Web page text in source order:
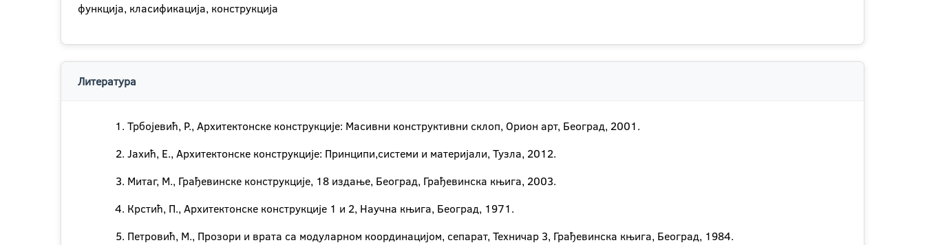
функција, класификација, конструкција
Литература
Трбојевић, Р., Архитектонске конструкције: Масивни конструктивни склоп, Орион арт, Београд, 2001.
Јахић, Е., Архитектонске конструкције: Принципи,системи и материјали, Тузла, 2012.
Митаг, М., Грађевинске конструкције, 18 издање, Београд, Грађевинска књига, 2003.
Крстић, П., Архитектонске конструкције 1 и 2, Научна књига, Београд, 1971.
Петровић, М., Прозори и врата са модуларном координацијом, сепарат, Техничар 3, Грађевинска књига, Београд, 1984.